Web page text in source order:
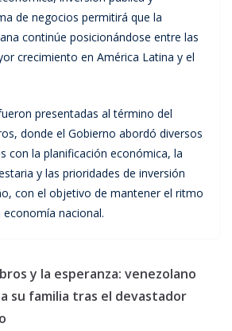
de negocios permitirá que la
continúe posicionándose entre las
crecimiento en América Latina y el
presentadas al término del
donde el Gobierno abordó diversos
con la planificación económica, la
y las prioridades de inversión
con el objetivo de mantener el ritmo
nacional.
y la esperanza: venezolano
su familia tras el devastador